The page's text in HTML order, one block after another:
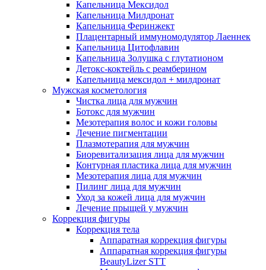
Капельница Мексидол
Капельница Милдронат
Капельница Феринжект
Плацентарный иммуномодулятор Лаеннек
Капельница Цитофлавин
Капельница Золушка с глутатионом
Детокс-коктейль с реамберином
Капельница мексидол + милдронат
Мужская косметология
Чистка лица для мужчин
Ботокс для мужчин
Мезотерапия волос и кожи головы
Лечение пигментации
Плазмотерапия для мужчин
Биоревитализация лица для мужчин
Контурная пластика лица для мужчин
Мезотерапия лица для мужчин
Пилинг лица для мужчин
Уход за кожей лица для мужчин
Лечение прыщей у мужчин
Коррекция фигуры
Коррекция тела
Аппаратная коррекция фигуры
Аппаратная коррекция фигуры
BeautyLizer STT